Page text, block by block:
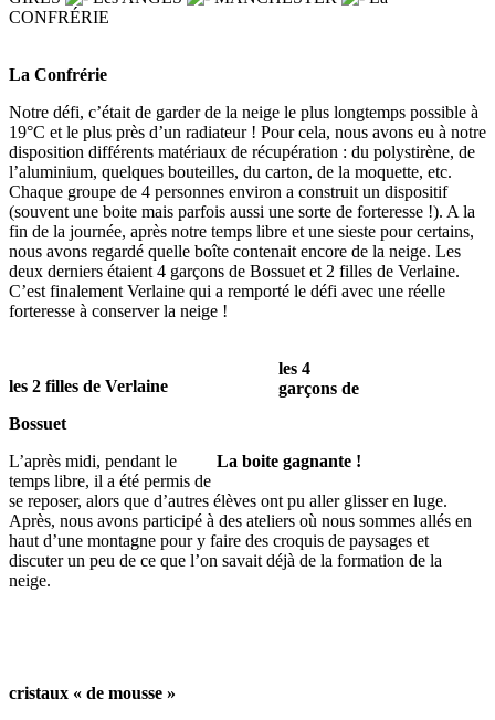
CONFRÉRIE
La Confrérie
Notre défi, c’était de garder de la neige le plus longtemps possible à
19°C et le plus près d’un radiateur ! Pour cela, nous avons eu à notre
disposition différents matériaux de récupération : du polystirène, de
l’aluminium, quelques bouteilles, du carton, de la moquette, etc.
Chaque groupe de 4 personnes environ a construit un dispositif
(souvent une boite mais parfois aussi une sorte de forteresse !). A la
fin de la journée, après notre temps libre et une sieste pour certains,
nous avons regardé quelle boîte contenait encore de la neige. Les
deux derniers étaient 4 garçons de Bossuet et 2 filles de Verlaine.
C’est finalement Verlaine qui a remporté le défi avec une réelle
forteresse à conserver la neige !
les 2 filles de Verlaine
La boite gagnante !
les 4
garçons de
Bossuet
L’après midi, pendant le
temps libre, il a été permis de
se reposer, alors que d’autres élèves ont pu aller glisser en luge.
Après, nous avons participé à des ateliers où nous sommes allés en
haut d’une montagne pour y faire des croquis de paysages et
discuter un peu de ce que l’on savait déjà de la formation de la
neige.
cristaux « de mousse »